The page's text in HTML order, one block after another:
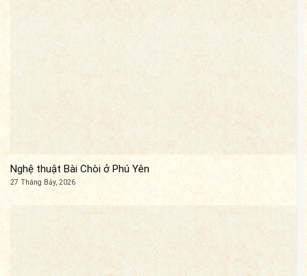
Nghệ thuật Bài Chòi ở Phú Yên
27 Tháng Bảy, 2026